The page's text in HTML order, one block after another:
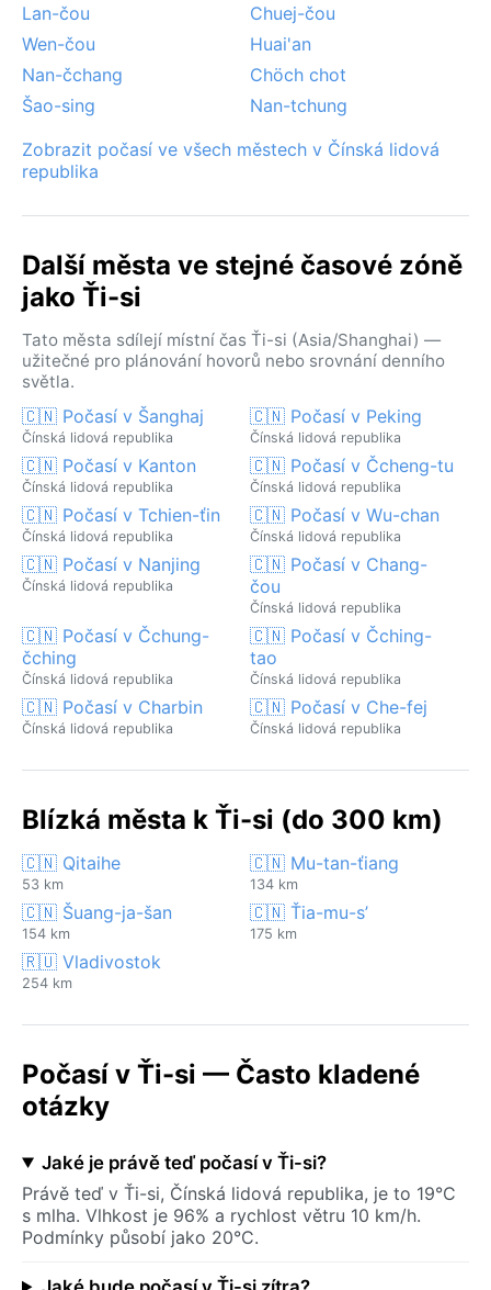
Lan-čou
Chuej-čou
Wen-čou
Huai'an
Nan-čchang
Chöch chot
Šao-sing
Nan-tchung
Zobrazit počasí ve všech městech v Čínská lidová
republika
Další města ve stejné časové zóně
jako Ťi-si
Tato města sdílejí místní čas Ťi-si (Asia/Shanghai) —
užitečné pro plánování hovorů nebo srovnání denního
světla.
🇨🇳 Počasí v Šanghaj
Čínská lidová republika
🇨🇳 Počasí v Peking
Čínská lidová republika
🇨🇳 Počasí v Kanton
Čínská lidová republika
🇨🇳 Počasí v Čcheng-tu
Čínská lidová republika
🇨🇳 Počasí v Tchien-ťin
Čínská lidová republika
🇨🇳 Počasí v Wu-chan
Čínská lidová republika
🇨🇳 Počasí v Nanjing
Čínská lidová republika
🇨🇳 Počasí v Chang-
čou
Čínská lidová republika
🇨🇳 Počasí v Čchung-
čching
Čínská lidová republika
🇨🇳 Počasí v Čching-
tao
Čínská lidová republika
🇨🇳 Počasí v Charbin
Čínská lidová republika
🇨🇳 Počasí v Che-fej
Čínská lidová republika
Blízká města k Ťi-si (do 300 km)
🇨🇳 Qitaihe
53 km
🇨🇳 Mu-tan-ťiang
134 km
🇨🇳 Šuang-ja-šan
154 km
🇨🇳 Ťia-mu-s’
175 km
🇷🇺 Vladivostok
254 km
Počasí v Ťi-si — Často kladené
otázky
Jaké je právě teď počasí v Ťi-si?
Právě teď v Ťi-si, Čínská lidová republika, je to 19°C
s mlha. Vlhkost je 96% a rychlost větru 10 km/h.
Podmínky působí jako 20°C.